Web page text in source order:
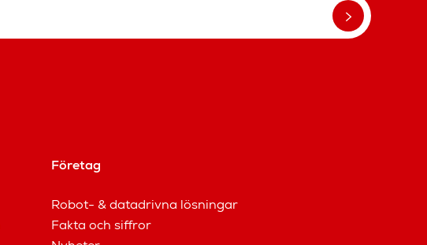
Företag
Robot- & datadrivna lösningar
Fakta och siffror